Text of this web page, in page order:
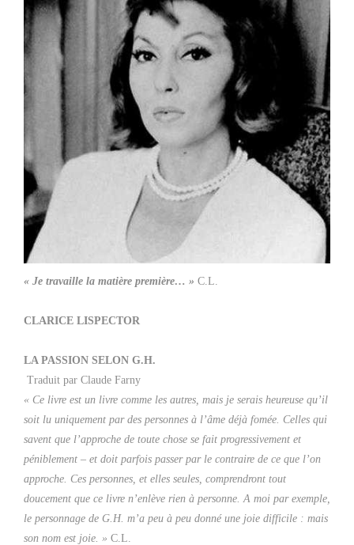
« Je travaille la matière première… » C.L.
CLARICE LISPECTOR
LA PASSION SELON G.H.
Traduit par Claude Farny
« Ce livre est un livre comme les autres, mais je serais heureuse qu’il
soit lu uniquement par des personnes à l’âme déjà fomée. Celles qui
savent que l’approche de toute chose se fait progressivement et
péniblement – et doit parfois passer par le contraire de ce que l’on
approche. Ces personnes, et elles seules, comprendront tout
doucement que ce livre n’enlève rien à personne. A moi par exemple,
le personnage de G.H. m’a peu à peu donné une joie difficile : mais
son nom est joie. » C.L.